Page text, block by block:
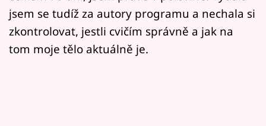
Přihlášení
Sledujte nás
jsem se tudíž za autory programu a nechala si
zkontrolovat, jestli cvičím správně a jak na
tom moje tělo aktuálně je.